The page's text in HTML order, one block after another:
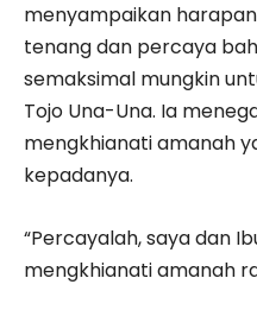
menyampaikan
tenang dan percaya
semaksimal mungkin
Tojo Una-Una. Ia
mengkhianati amanah
kepadanya.
“Percayalah, saya dan
mengkhianati amanah